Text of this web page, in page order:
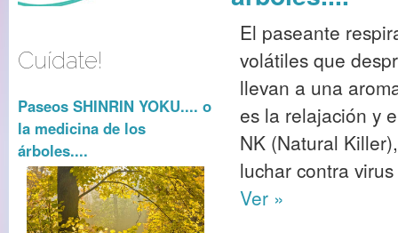
Cuídate!
Paseos SHINRIN YOKU.... o
la medicina de los
árboles....
El paseante
volátiles que
llevan a una
es la relajación y
NK (Natural
luchar contra
Ver »